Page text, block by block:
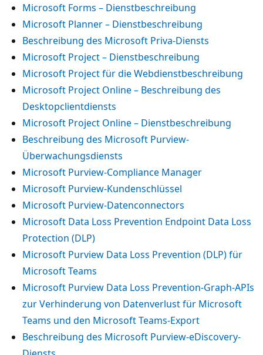
Microsoft Forms – Dienstbeschreibung
Microsoft Planner – Dienstbeschreibung
Beschreibung des Microsoft Priva-Diensts
Microsoft Project – Dienstbeschreibung
Microsoft Project für die Webdienstbeschreibung
Microsoft Project Online – Beschreibung des
Desktopclientdiensts
Microsoft Project Online – Dienstbeschreibung
Beschreibung des Microsoft Purview-
Überwachungsdiensts
Microsoft Purview-Compliance Manager
Microsoft Purview-Kundenschlüssel
Microsoft Purview-Datenconnectors
Microsoft Data Loss Prevention Endpoint Data Loss
Protection (DLP)
Microsoft Purview Data Loss Prevention (DLP) für
Microsoft Teams
Microsoft Purview Data Loss Prevention-Graph-APIs
zur Verhinderung von Datenverlust für Microsoft
Teams und den Microsoft Teams-Export
Beschreibung des Microsoft Purview-eDiscovery-